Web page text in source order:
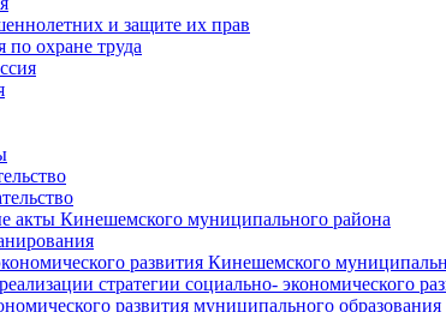
и защите их прав
охране труда
акты Кинешемского муниципального района
развития Кинешемского
стратегии социально- экономического
развития муниципального